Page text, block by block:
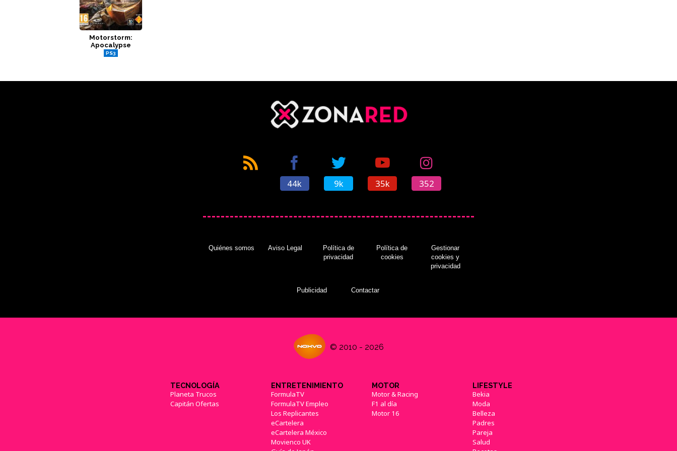
Motorstorm:
Apocalypse
PS3
44k 9k 35k 352
Quiénes somos Aviso Legal
Política de
privacidad
Política de
cookies
Gestionar
cookies y
privacidad
Publicidad Contactar
© 2010 - 2026
TECNOLOGÍA
Planeta Trucos
Capitán Ofertas
ENTRETENIMIENTO
FormulaTV
FormulaTV Empleo
Los Replicantes
eCartelera
eCartelera México
Movienco UK
MOTOR
Motor & Racing
F1 al día
Motor 16
LIFESTYLE
Bekia
Moda
Belleza
Padres
Pareja
Salud